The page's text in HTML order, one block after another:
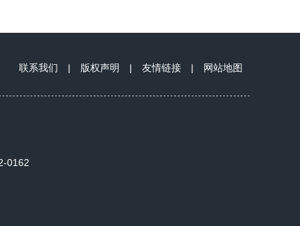
联系我们 | 版权声明 | 友情链接 | 网站地图
0162